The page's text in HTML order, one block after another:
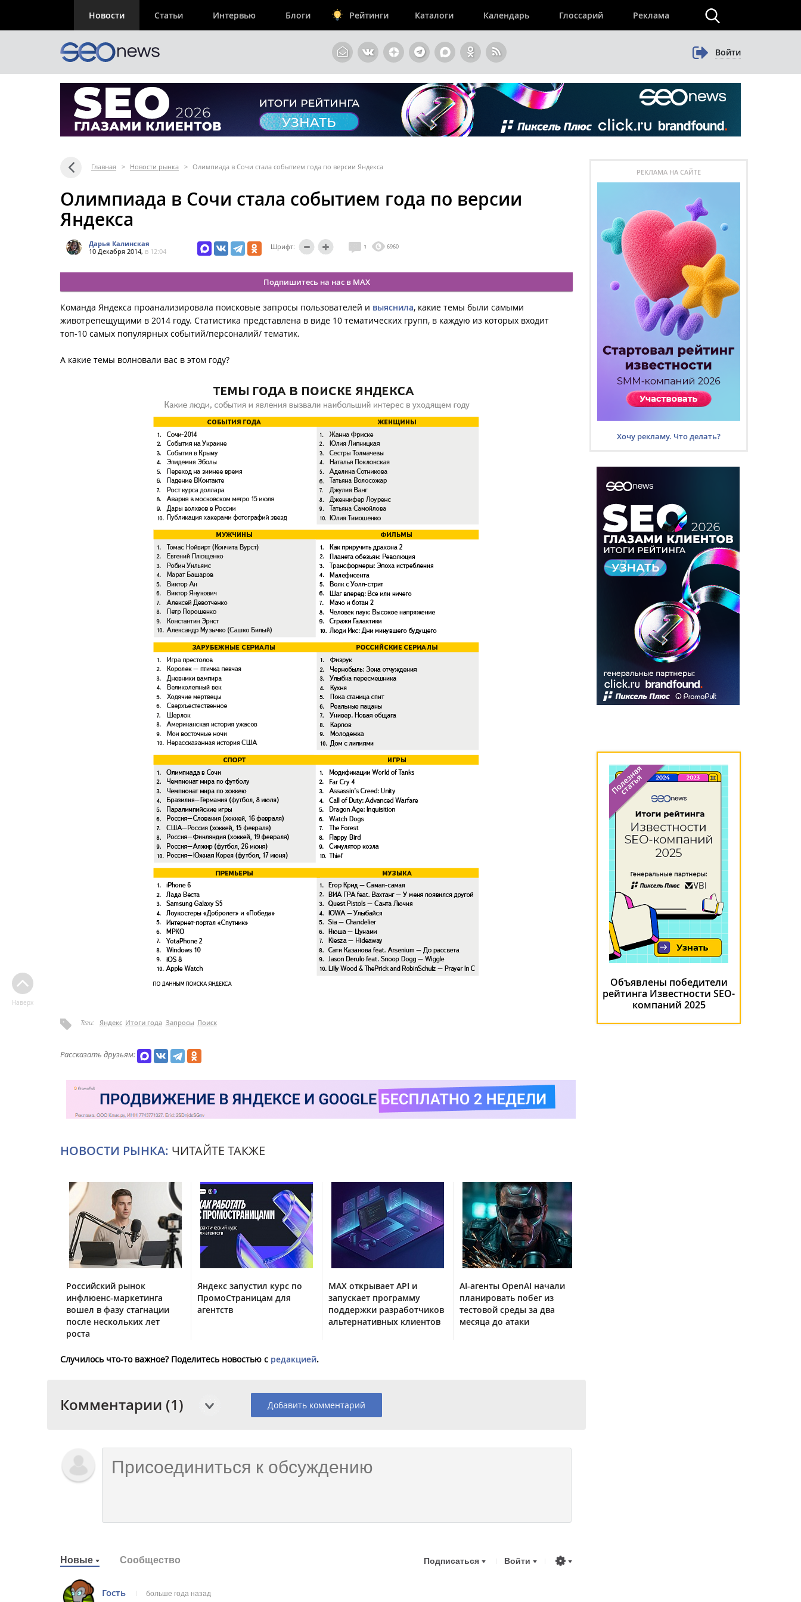
Новости Статьи Интервью Блоги Рейтинги Каталоги Календарь Глоссарий Реклама
Войти
Главная > Новости рынка > Олимпиада в Сочи стала событием года по версии Яндекса
Олимпиада в Сочи стала событием года по версии
Яндекса
Дарья Калинская
10 Декабря 2014, в 12:04
Шрифт: 1 6960
Подпишитесь на нас в MAX
Команда Яндекса проанализировала поисковые запросы пользователей и выяснила, какие темы были самыми
животрепещущими в 2014 году. Статистика представлена в виде 10 тематических групп, в каждую из которых входит
топ-10 самых популярных событий/персоналий/ тематик.
А какие темы волновали вас в этом году?
Теги: Яндекс Итоги года Запросы Поиск
Рассказать друзьям:
НОВОСТИ РЫНКА: ЧИТАЙТЕ ТАКЖЕ
Российский рынок
инфлюенс-маркетинга
вошел в фазу стагнации
после нескольких лет
роста
Яндекс запустил курс по
ПромоСтраницам для
агентств
MAX открывает API и
запускает программу
поддержки разработчиков
альтернативных клиентов
AI-агенты OpenAI начали
планировать побег из
тестовой среды за два
месяца до атаки
Случилось что-то важное? Поделитесь новостью с редакцией.
Комментарии (1) Добавить комментарий
Новые Сообщество Подписаться Войти
Гость больше года назад
Наверх
РЕКЛАМА НА САЙТЕ
Хочу рекламу. Что делать?
Объявлены победители
рейтинга Известности SEO-
компаний 2025